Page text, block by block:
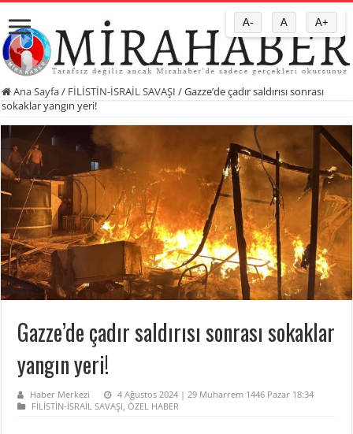
Ana Sayfa/ FİLİSTİN-İSRAİL SAVAŞI /Gazze’de çadır saldırısı sonrası
sokaklar yangın yeri!
Gazze’de çadır saldırısı sonrası sokaklar
yangın yeri!
Haber Merkezi
4 Ağustos 2024 | 29 Muharrem 1446 Pazar 18:34
FİLİSTİN-İSRAİL SAVAŞI,ÖZEL HABER
A- A A+